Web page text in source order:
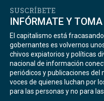
SUSCRÍBETE
INFÓRMATE Y
El capitalismo está
gobernantes es volvernos
chivos expiatorios y políticas
nacional de información
periódicos y publicaciones
voces de quienes luchan por
para las personas y no para